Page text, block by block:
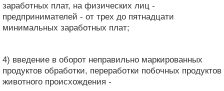
заработных плат, на физических лиц -
предпринимателей - от трех до пятнадцати
минимальных заработных плат;
4) введение в оборот неправильно маркированных
продуктов обработки, переработки побочных продуктов
животного происхождения -